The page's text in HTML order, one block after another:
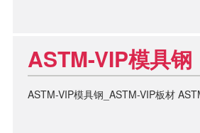
ASTM-VIP模具钢
ASTM-VIP模具钢_ASTM-VIP板材